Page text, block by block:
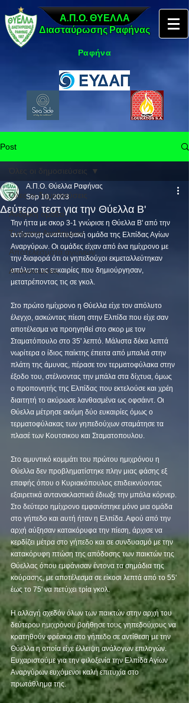
Α.Π.Ο. ΘΥΕΛΛΑ
Διασταύρωσης Ραφήνας
Ραφήνα
Post
Όλες οι δημοσιεύσεις
Ανδρική ομάδα
Τμήματα Ακαδημιών
Αποτελέσματα αγώνων
Ανακοινώσεις
Όλες οι δημοσιεύσεις
Δεύτερο τεστ για την Θύελλα Β'
Α.Π.Ο. Θύελλα Ραφήνας
Sep 10, 2023
Την ήττα με σκορ 3-1 γνώρισε η Θύελλα Β' από την
αντίστοιχη αναπτυξιακή ομάδα της Ελπίδας Αγίων
Αναργύρων. Οι ομάδες είχαν από ένα ημίχρονο με
την διαφορά ότι οι γηπεδούχοι εκμεταλλεύτηκαν
απόλυτα τις ευκαιρίες που δημιούργησαν,
μετατρέποντας τις σε γκολ.
Στο πρώτο ημίχρονο η Θύελλα είχε τον απόλυτο
έλεγχο, ασκώντας πίεση στην Ελπίδα που είχε σαν
αποτέλεσμα να προηγηθεί στο σκορ με τον
Σταματόπουλο στο 35' λεπτό. Μάλιστα δέκα λεπτά
νωρίτερα ο ίδιος παίκτης έπειτα από μπαλιά στην
πλάτη της άμυνας, πέρασε τον τερματοφύλακα στην
έξοδο του, στέλνοντας την μπάλα στα δίχτυα, όμως
ο προπονητής της Ελπίδας που εκτελούσε και χρέη
διαιτητή το ακύρωσε λανθασμένα ως οφσάιντ. Οι
Θύελλα μέτρησε ακόμη δύο ευκαιρίες όμως ο
τερματοφύλακας των γηπεδούχων σταμάτησε τα
πλασέ των Κουτσικου και Σταματοπουλου.
Στο αμυντικό κομμάτι του πρώτου ημιχρόνου η
Θύελλα δεν προβληματίστηκε πλην μιας φάσης εξ
επαφής όπου ο Κυριακόπουλος επιδεικνύοντας
εξαιρετικά αντανακλαστικά έδιωξε την μπάλα κόρνερ.
Στο δεύτερο ημίχρονο εμφανίστηκε μόνο μια ομάδα
στο γήπεδο και αυτή ήταν η Ελπίδα. Αφού από την
αρχή αύξησαν κατακόρυφα την πίεση, άρχισε να
κερδίζει μέτρα στο γήπεδο και σε συνδυασμό με την
κατακόρυφη πτώση της απόδοσης των παικτών της
Θύελλας όπου εμφάνισαν έντονα τα σημάδια της
κούρασης, με αποτέλεσμα σε είκοσι λεπτά από το 55'
έως το 75' να πετύχει τρία γκολ.
Η αλλαγή σχεδόν όλων των παικτών στην αρχή του
δεύτερου ημιχρόνου βοήθησε τους γηπεδούχους να
κρατηθούν φρέσκοι στο γήπεδο σε αντίθεση με την
Θύελλα η οποία είχε έλλειψη ανάλογων επιλογών.
Ευχαριστούμε για την φιλοξενία την Ελπίδα Αγίων
Αναργύρων ευχόμενοι καλή επιτυχία στο
πρωτάθλημα της.